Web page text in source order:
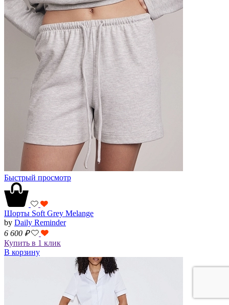
Быстрый просмотр
Шорты Soft Grey Melange
by Daily Reminder
6 600 ₽
Купить в 1 клик
В корзину